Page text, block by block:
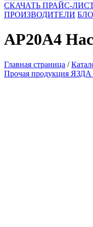
СКАЧАТЬ ПРАЙС-
ПРОИЗВОДИТЕЛИ
AP20A4
Главная страница /
Прочая продукция ЯЗДА